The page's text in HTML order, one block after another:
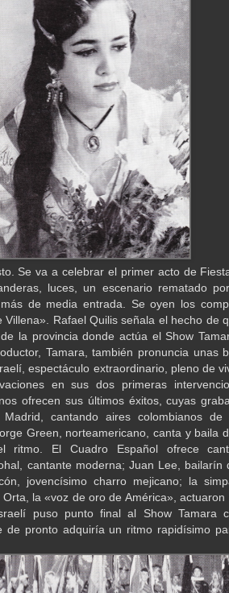
Se va a celebrar el primer acto de
luces, un escenario rematado
de media entrada. Se oyen los
Villena». Rafael Quilis señala el hecho de
la provincia donde actúa el Show
Tamara, también pronuncia unas
espectáculo extraordinario, pleno de
en sus dos primeras
ofrecen sus últimos éxitos, cuyas
cantando aires colombianos de
Green, norteamericano, canta y baila
ritmo. El Cuadro Español ofrece
cantante moderna; Juan Lee, bailarín
jovencísimo charro mejicano; la
la «voz de oro de América», actuaron
puso punto final al Show Tamara
de pronto adquiría un ritmo rapidísimo